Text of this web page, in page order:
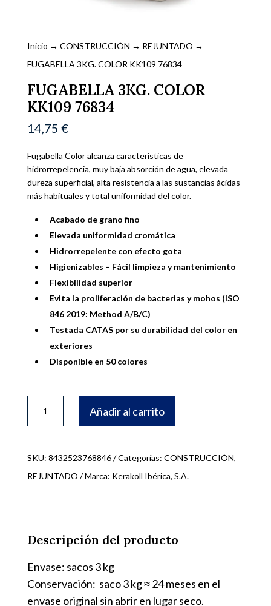
Inicio → CONSTRUCCIÓN → REJUNTADO →
FUGABELLA 3KG. COLOR KK109 76834
FUGABELLA 3KG. COLOR
KK109 76834
14,75 €
Fugabella Color alcanza características de
hidrorrepelencia, muy baja absorción de agua, elevada
dureza superficial, alta resistencia a las sustancias ácidas
más habituales y total uniformidad del color.
Acabado de grano fino
Elevada uniformidad cromática
Hidrorrepelente con efecto gota
Higienizables – Fácil limpieza y mantenimiento
Flexibilidad superior
Evita la proliferación de bacterias y mohos (ISO
846 2019: Method A/B/C)
Testada CATAS por su durabilidad del color en
exteriores
Disponible en 50 colores
KK109
76834
Añadir al carrito
SKU: 8432523768846 Categorías: CONSTRUCCIÓN,
REJUNTADO
Marca: Kerakoll Ibérica, S.A.
Descripción del producto
Envase: sacos 3 kg
Conservación: saco 3 kg ≈ 24 meses en el
envase original sin abrir en lugar seco.